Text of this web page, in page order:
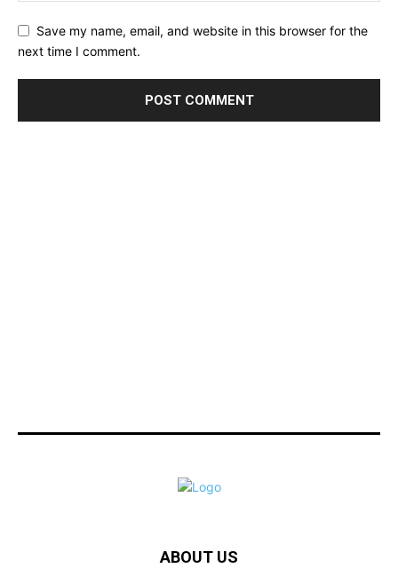
Save my name, email, and website in this browser for the
next time I comment.
ABOUT US